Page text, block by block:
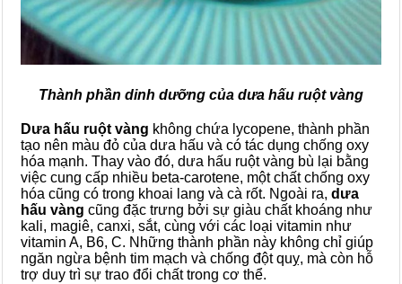
Thành phần dinh dưỡng của dưa hấu ruột vàng
Dưa hấu ruột vàng không chứa lycopene, thành phần
tạo nên màu đỏ của dưa hấu và có tác dụng chống oxy
hóa mạnh. Thay vào đó, dưa hấu ruột vàng bù lại bằng
việc cung cấp nhiều beta-carotene, một chất chống oxy
hóa cũng có trong khoai lang và cà rốt. Ngoài ra, dưa
hấu vàng cũng đặc trưng bởi sự giàu chất khoáng như
kali, magiê, canxi, sắt, cùng với các loại vitamin như
vitamin A, B6, C. Những thành phần này không chỉ giúp
ngăn ngừa bệnh tim mạch và chống đột quỵ, mà còn hỗ
trợ duy trì sự trao đổi chất trong cơ thể.